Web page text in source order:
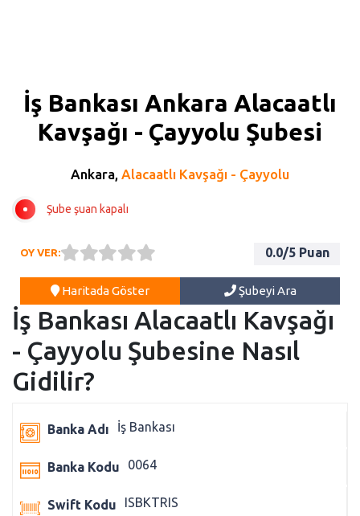
İş Bankası Ankara Alacaatlı
Kavşağı - Çayyolu Şubesi
Ankara, Alacaatlı Kavşağı - Çayyolu
Şube şuan kapalı
OY VER: 0.0/5 Puan
Haritada Göster Şubeyi Ara
İş Bankası Alacaatlı Kavşağı
- Çayyolu Şubesine Nasıl
Gidilir?
Banka Adı İş Bankası
Banka Kodu 0064
Swift Kodu ISBKTRIS